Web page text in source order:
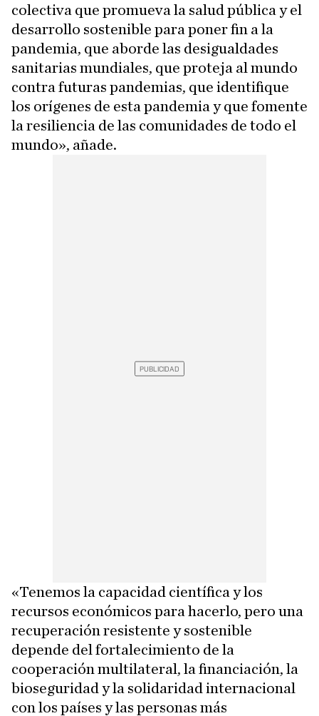
colectiva que promueva la salud pública y el
desarrollo sostenible para poner fin a la
pandemia, que aborde las desigualdades
sanitarias mundiales, que proteja al mundo
contra futuras pandemias, que identifique
los orígenes de esta pandemia y que fomente
la resiliencia de las comunidades de todo el
mundo», añade.
«Tenemos la capacidad científica y los
recursos económicos para hacerlo, pero una
recuperación resistente y sostenible
depende del fortalecimiento de la
cooperación multilateral, la financiación, la
bioseguridad y la solidaridad internacional
con los países y las personas más